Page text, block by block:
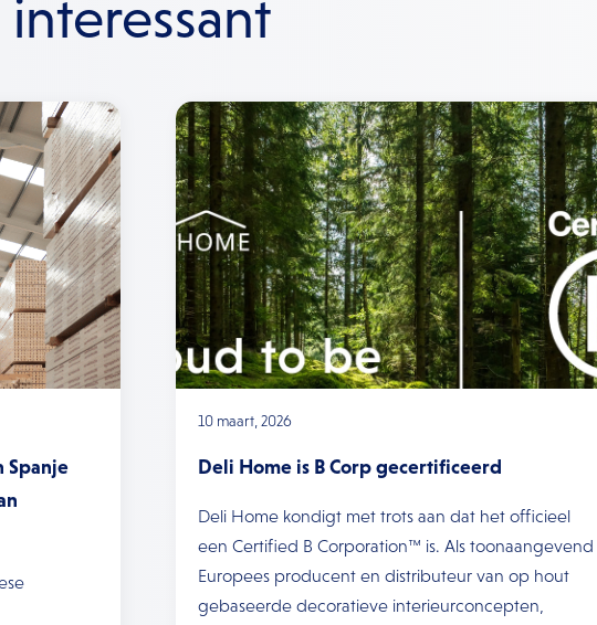
Spanje
10 maart, 2026
Deli Home is B Corp gecertificeerd
Deli Home kondigt met trots aan dat het officieel
een Certified B Corporation™ is. Als toonaangevend
Europees producent en distributeur van op hout
gebaseerde decoratieve interieurconcepten,